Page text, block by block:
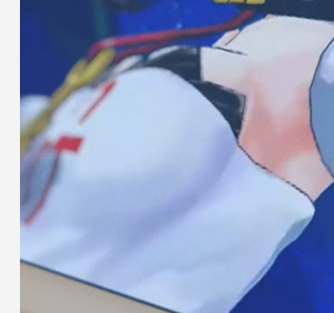
HOLODULE
会社概要
プライバシーポリシー
未成年の方々へのお願い
二次創作ガイドライン
よくある質問
サポーターガイドライン